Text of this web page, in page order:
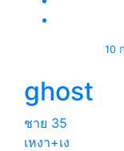
10
ghost
ชาย 35
เหงา+เง